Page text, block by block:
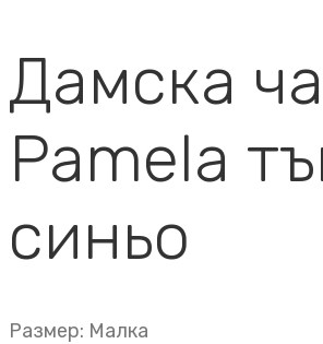
Дамска
Pamela
синьо
Размер: Малка